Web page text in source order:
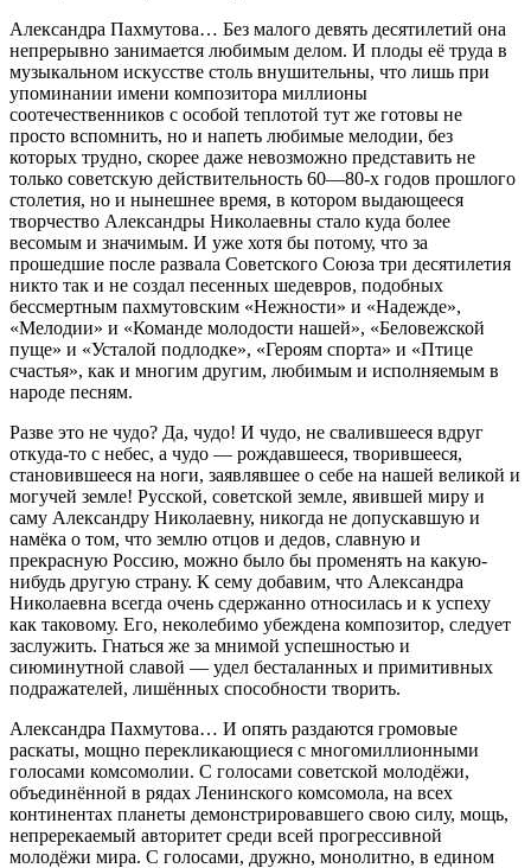
Александра Пахмутова… Без малого девять десятилетий она
непрерывно занимается любимым делом. И плоды её труда в
музыкальном искусстве столь внушительны, что лишь при
упоминании имени композитора миллионы
соотечественников с особой теплотой тут же готовы не
просто вспомнить, но и напеть любимые мелодии, без
которых трудно, скорее даже невозможно представить не
только советскую действительность 60—80-х годов прошлого
столетия, но и нынешнее время, в котором выдающееся
творчество Александры Николаевны стало куда более
весомым и значимым. И уже хотя бы потому, что за
прошедшие после развала Советского Союза три десятилетия
никто так и не создал песенных шедевров, подобных
бессмертным пахмутовским «Нежности» и «Надежде»,
«Мелодии» и «Команде молодости нашей», «Беловежской
пуще» и «Усталой подлодке», «Героям спорта» и «Птице
счастья», как и многим другим, любимым и исполняемым в
народе песням.
Разве это не чудо? Да, чудо! И чудо, не свалившееся вдруг
откуда-то с небес, а чудо — рождавшееся, творившееся,
становившееся на ноги, заявлявшее о себе на нашей великой и
могучей земле! Русской, советской земле, явившей миру и
саму Александру Николаевну, никогда не допускавшую и
намёка о том, что землю отцов и дедов, славную и
прекрасную Россию, можно было бы променять на какую-
нибудь другую страну. К сему добавим, что Александра
Николаевна всегда очень сдержанно относилась и к успеху
как таковому. Его, неколебимо убеждена композитор, следует
заслужить. Гнаться же за мнимой успешностью и
сиюминутной славой — удел бесталанных и примитивных
подражателей, лишённых способности творить.
Александра Пахмутова… И опять раздаются громовые
раскаты, мощно перекликающиеся с многомиллионными
голосами комсомолии. С голосами советской молодёжи,
объединённой в рядах Ленинского комсомола, на всех
континентах планеты демонстрировавшего свою силу, мощь,
непререкаемый авторитет среди всей прогрессивной
молодёжи мира. С голосами, дружно, монолитно, в едином